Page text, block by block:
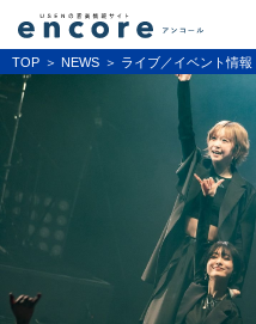
TOP NEWS ライブ／イベント情報